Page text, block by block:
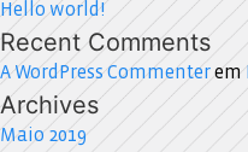
Hello world!
Recent Comments
A WordPress Commenterem
Archives
Maio 2019